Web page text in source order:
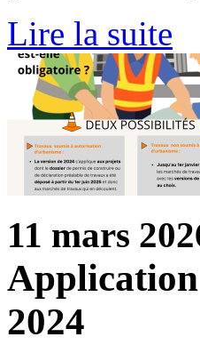
Lire la suite
11 mars
2024